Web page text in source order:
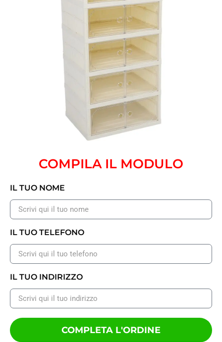
COMPILA IL MODULO
IL TUO NOME
IL TUO TELEFONO
IL TUO INDIRIZZO
COMPLETA L'ORDINE